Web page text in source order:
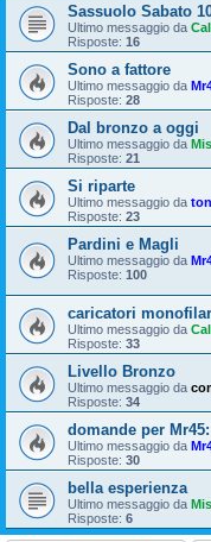
Sassuolo Sabato
Ultimo messaggio da
Risposte: 16
Sono a fattore
Ultimo messaggio da
Risposte: 28
Dal bronzo a oggi
Ultimo messaggio da
Risposte: 21
Si riparte
Ultimo messaggio da
Risposte: 23
Pardini e Magli
Ultimo messaggio da
Risposte: 100
caricatori
Ultimo messaggio da
Risposte: 33
Livello Bronzo
Ultimo messaggio da
Risposte: 34
domande per
Ultimo messaggio da
Risposte: 30
bella esperienza
Ultimo messaggio da
Risposte: 6